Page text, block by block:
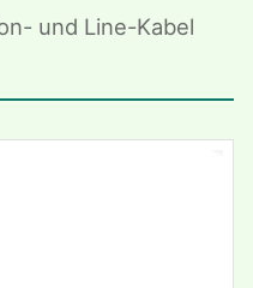
und Line-Kabel